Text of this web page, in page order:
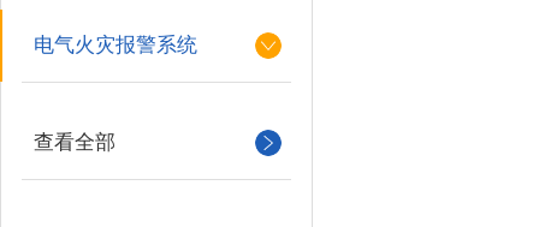
电气火灾报警系统
查看全部